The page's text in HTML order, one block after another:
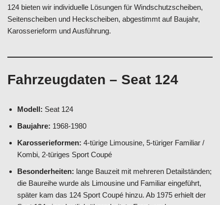
124 bieten wir individuelle Lösungen für Windschutzscheiben,
Seitenscheiben und Heckscheiben, abgestimmt auf Baujahr,
Karosserieform und Ausführung.
Fahrzeugdaten – Seat 124
Modell: Seat 124
Baujahre: 1968-1980
Karosserieformen: 4-türige Limousine, 5-türiger Familiar /
Kombi, 2-türiges Sport Coupé
Besonderheiten: lange Bauzeit mit mehreren Detailständen;
die Baureihe wurde als Limousine und Familiar eingeführt,
später kam das 124 Sport Coupé hinzu. Ab 1975 erhielt der